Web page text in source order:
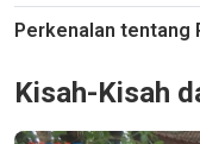
Perkenalan tentang
Kisah-Kisah